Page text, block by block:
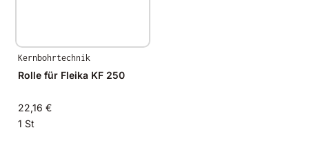
Kernbohrtechnik
Rolle für Fleika KF 250
22,16 €
1 St